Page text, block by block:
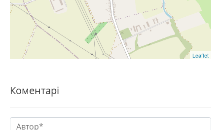
Leaflet
Коментарі